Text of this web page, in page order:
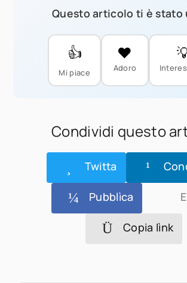
Questo articolo ti è stato
👍
Mi piace
❤️
Adoro
Condividi questo
Twitta
Pubblìca
Copia lìnk